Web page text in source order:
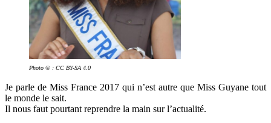
Photo © : CC BY-SA 4.0
Je parle de Miss France 2017 qui n’est autre que Miss Guyane tout
le monde le sait.
Il nous faut pourtant reprendre la main sur l’actualité.